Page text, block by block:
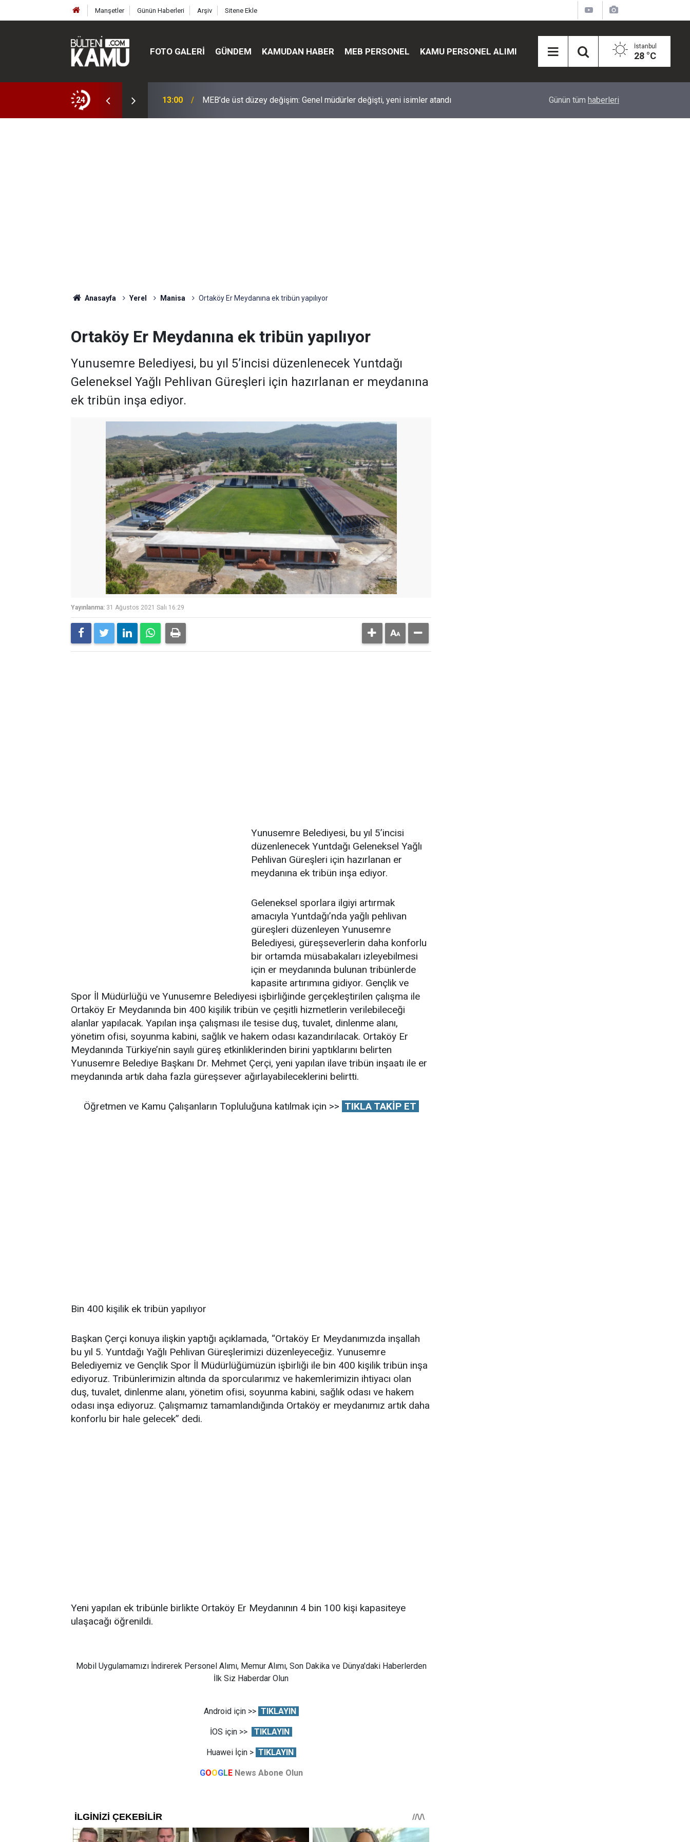
Manşetler Günün Haberleri Arşiv Sitene Ekle
FOTO GALERI GÜNDEM KAMUDAN HABER MEB PERSONEL KAMU PERSONEL ALIMI İstanbul
28 °C
24
ve enstitüler kuruldu, bazıları kapatıldı 13:00 MEB’de üst düzey değişim: Genel müdürler değişti, yeni isimler atandı Eğiti Bir Sen'den Kadınlar İçin Olay Teklif:
Günün tüm haberleri
Anasayfa Yerel Manisa Ortaköy Er Meydanına ek tribün yapılıyor
Ortaköy Er Meydanına ek tribün yapılıyor
Yunusemre Belediyesi, bu yıl 5’incisi düzenlenecek Yuntdağı
Geleneksel Yağlı Pehlivan Güreşleri için hazırlanan er meydanına
ek tribün inşa ediyor.
Yayınlanma: 31 Ağustos 2021 Salı 16:29
Yunusemre Belediyesi, bu yıl 5’incisi
düzenlenecek Yuntdağı Geleneksel Yağlı
Pehlivan Güreşleri için hazırlanan er
meydanına ek tribün inşa ediyor.
Geleneksel sporlara ilgiyi artırmak
amacıyla Yuntdağı’nda yağlı pehlivan
güreşleri düzenleyen Yunusemre
Belediyesi, güreşseverlerin daha konforlu
bir ortamda müsabakaları izleyebilmesi
için er meydanında bulunan tribünlerde
kapasite artırımına gidiyor. Gençlik ve
Spor İl Müdürlüğü ve Yunusemre Belediyesi işbirliğinde gerçekleştirilen çalışma ile
Ortaköy Er Meydanında bin 400 kişilik tribün ve çeşitli hizmetlerin verilebileceği
alanlar yapılacak. Yapılan inşa çalışması ile tesise duş, tuvalet, dinlenme alanı,
yönetim ofisi, soyunma kabini, sağlık ve hakem odası kazandırılacak. Ortaköy Er
Meydanında Türkiye’nin sayılı güreş etkinliklerinden birini yaptıklarını belirten
Yunusemre Belediye Başkanı Dr. Mehmet Çerçi, yeni yapılan ilave tribün inşaatı ile er
meydanında artık daha fazla güreşsever ağırlayabileceklerini belirtti.
Öğretmen ve Kamu Çalışanların Topluluğuna katılmak için >> TIKLA TAKİP ET
Bin 400 kişilik ek tribün yapılıyor
Başkan Çerçi konuya ilişkin yaptığı açıklamada, “Ortaköy Er Meydanımızda inşallah
bu yıl 5. Yuntdağı Yağlı Pehlivan Güreşlerimizi düzenleyeceğiz. Yunusemre
Belediyemiz ve Gençlik Spor İl Müdürlüğümüzün işbirliği ile bin 400 kişilik tribün inşa
ediyoruz. Tribünlerimizin altında da sporcularımız ve hakemlerimizin ihtiyacı olan
duş, tuvalet, dinlenme alanı, yönetim ofisi, soyunma kabini, sağlık odası ve hakem
odası inşa ediyoruz. Çalışmamız tamamlandığında Ortaköy er meydanımız artık daha
konforlu bir hale gelecek” dedi.
Yeni yapılan ek tribünle birlikte Ortaköy Er Meydanının 4 bin 100 kişi kapasiteye
ulaşacağı öğrenildi.
Mobil Uygulamamızı İndirerek Personel Alımı, Memur Alımı, Son Dakika ve Dünya'daki Haberlerden
İlk Siz Haberdar Olun
Android için >> TIKLAYIN
İOS için >> TIKLAYIN
Huawei İçin > TIKLAYIN
GOOGLE News Abone Olun